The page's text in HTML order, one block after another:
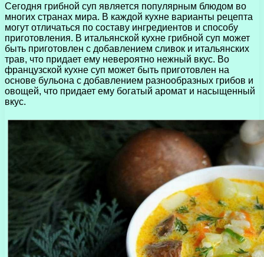
Сегодня грибной суп является популярным блюдом во
многих странах мира. В каждой кухне варианты рецепта
могут отличаться по составу ингредиентов и способу
приготовления. В итальянской кухне грибной суп может
быть приготовлен с добавлением сливок и итальянских
трав, что придает ему невероятно нежный вкус. Во
французской кухне суп может быть приготовлен на
основе бульона с добавлением разнообразных грибов и
овощей, что придает ему богатый аромат и насыщенный
вкус.